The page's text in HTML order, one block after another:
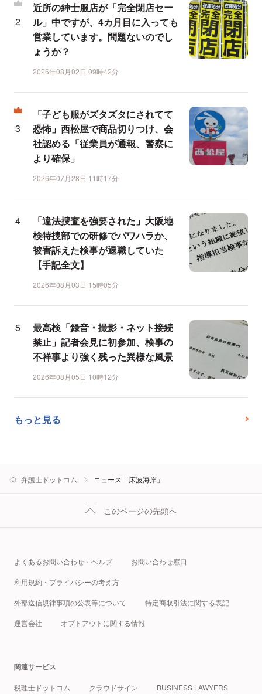
近所の紳士服店が「完全閉店セー
ル」中ですが、4カ月目に入っても
営業しています。問題ないのでし
ょうか？
2026年08月02日 09時42分
「子ども服がズタズタにされてて
恐怖」西松屋で商品切りつけ、会
社認める「従業員が通報、警察に
より確保」
2026年07月28日 11時17分
「違法捜査を強要された」大阪地
検特捜部での研修でパワハラか、
被害訴えた検事が退職していた
【手記全文】
2026年08月03日 15時05分
最高検「録音・撮影・ネット接続
禁止」記者会見に初参加、検事の
不祥事より強く残った異様な風景
2026年08月05日 10時12分
もっと見る
弁護士ドットコム ニュース「床波海岸」
このページの先頭へ
よくあるお問い合わせ・ヘルプ お問い合わせ窓口
利用規約・プライバシーの考え方
外部送信規律事項の公表等について 特定商取引法に関する表記
運営会社 オプトアウトに関する情報
関連サービス
税理士ドットコム クラウドサイン BUSINESS LAWYERS